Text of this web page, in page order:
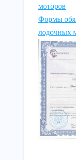
моторов
Формы
лодочных